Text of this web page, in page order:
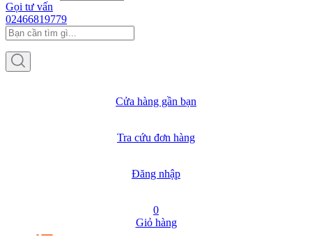
Gọi tư vấn
02466819779
Cửa hàng gần bạn
Tra cứu đơn hàng
Đăng nhập
0
Giỏ hàng